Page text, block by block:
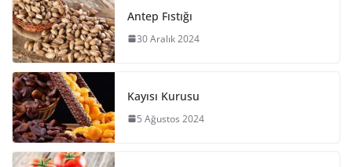
Antep Fıstığı
30 Aralık 2024
Kayısı Kurusu
5 Ağustos 2024